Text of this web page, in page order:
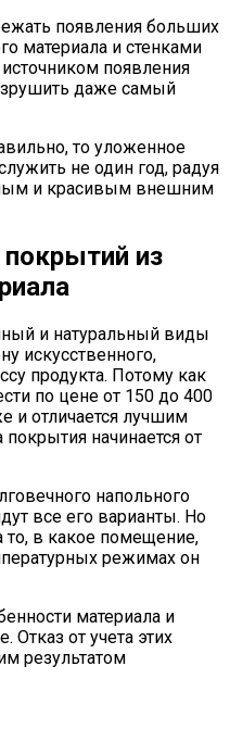
появления больших
материала и стенками
появления
даже самый
то уложенное
не один год, радуя
и красивым внешним
из
и натуральный виды
искусственного,
продукта. Потому как
по цене от 150 до 400
и отличается лучшим
начинается от
напольного
все его варианты. Но
то, в какое помещение,
режимах он
материала и
Отказ от учета этих
результатом